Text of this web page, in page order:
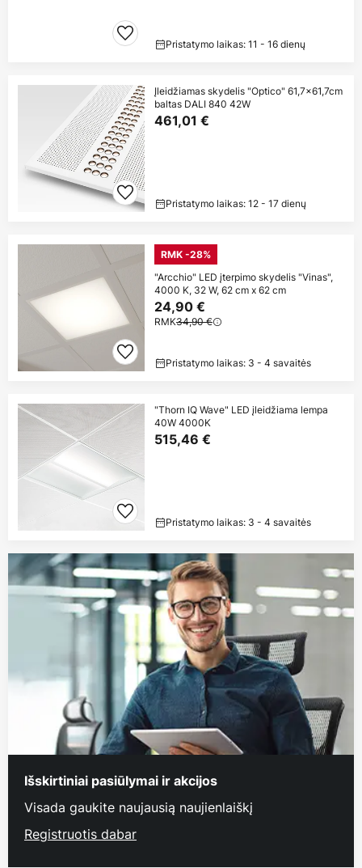
Pristatymo laikas: 11 - 16 dienų
Įleidžiamas skydelis "Optico" 61,7x61,7cm
baltas DALI 840 42W
461,01 €
Pristatymo laikas: 12 - 17 dienų
RMK -28%
"Arcchio" LED įterpimo skydelis "Vinas",
4000 K, 32 W, 62 cm x 62 cm
24,90 €
RMK34,90 €
Pristatymo laikas: 3 - 4 savaitės
"Thorn IQ Wave" LED įleidžiama lempa
40W 4000K
515,46 €
Pristatymo laikas: 3 - 4 savaitės
Išskirtiniai pasiūlymai ir akcijos
Visada gaukite naujausią naujienlaiškį
Registruotis dabar